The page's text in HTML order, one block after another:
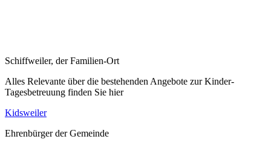
Schiffweiler, der Familien-Ort
Alles Relevante über die bestehenden Angebote zur Kinder-
Tagesbetreuung finden Sie hier
Kidsweiler
Ehrenbürger der Gemeinde